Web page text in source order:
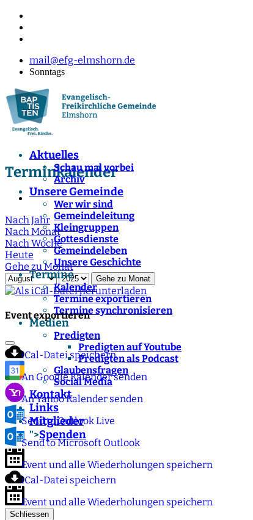
mail@efg-elmshorn.de
Sonntags
Aktuelles
Schau mal vorbei
Archiv
Unsere Gemeinde
Wer wir sind
Gemeindeleitung
Kleingruppen
Gottesdienste
Gemeindeleben
Unsere Geschichte
Termine
Kalender
Termine exportieren
Termine synchronisieren
Medien
Predigten
Predigten auf Youtube
Predigten als Podcast
Glaubensfragen
Social Media
Kontakt
Links
Mitglieder
">Spenden
Terminkalender
Nach Jahr
Nach Monat
Nach Woche
Heute
Gehe zu Monat
Gehe zu Monat
Event exportieren
iCal-Datei speichern
An Google Kalender senden
An Yahoo Kalender senden
Send to Outlook Live
Send to Microsoft Outlook
Event und alle Wiederholungen speichern
iCal-Datei speichern
Event und alle Wiederholungen speichern
Schliessen